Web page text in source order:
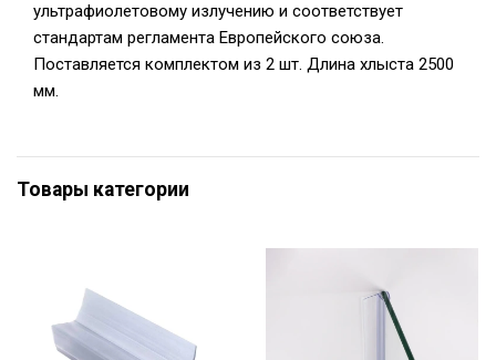
ультрафиолетовому излучению и соответствует
стандартам регламента Европейского союза.
Поставляется комплектом из 2 шт. Длина хлыста 2500
мм.
Товары категории